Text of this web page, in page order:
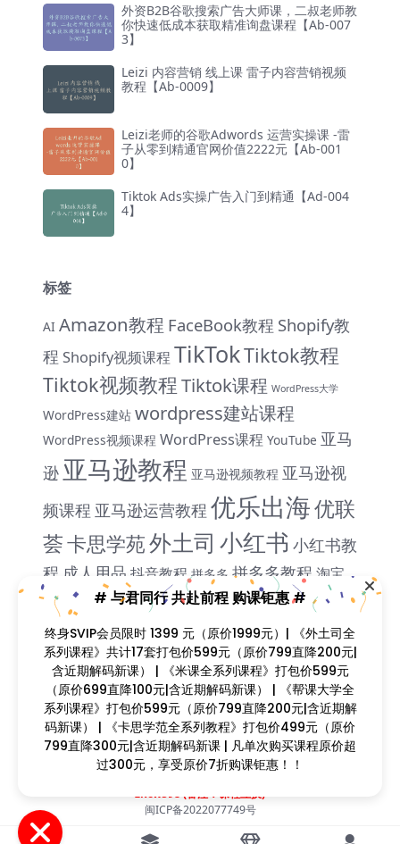
外资B2B谷歌搜索广告大师课，二叔老师教
你快速低成本获取精准询盘课程【Ab-007
3】
Leizi 内容营销 线上课 雷子内容营销视频
教程【Ab-0009】
Leizi老师的谷歌Adwords 运营实操课 -雷
子从零到精通官网价值2222元【Ab-001
0】
Tiktok Ads实操广告入门到精通【Ad-004
4】
标签
AI Amazon教程 FaceBook教程 Shopify教
程 Shopify视频课程 TikTokTiktok教程
Tiktok视频教程Tiktok课程 WordPress大学
WordPress建站 wordpress建站课程
WordPress视频课程 WordPress课程 YouTube 亚马
逊 亚马逊教程 亚马逊视频教程 亚马逊视
频课程 亚马逊运营教程 优乐出海优联
荟卡思学苑外土司 小红书 小红书教
程 成人用品 抖音教程 拼多多 拼多多教程 淘宝
教程 独立站教程 独立站课程米课 脸书教程
谷歌
ADS教程谷歌SEO教程 谷歌SEO课程
谷歌运用
教程 跨境B哥 阿里国际站雨课网雷子教程颜
Sir飞橙教育
Copyright © 2023找课程网- All rights reserved
zkcw598 (备注：课程互换)
闽ICP备2022077749号
# 与君同行 共赴前程 购课钜惠 #
终身SVIP会员限时 1399 元（原价1999元）| 《外土司全
系列课程》共计17套打包价599元（原价799直降200元|
含近期解码新课） | 《米课全系列课程》打包价599元
（原价699直降100元|含近期解码新课） | 《帮课大学全
系列课程》打包价599元（原价799直降200元|含近期解
码新课） | 《卡思学范全系列教程》打包价499元（原价
799直降300元|含近期解码新课 | 凡单次购买课程原价超
过300元，享受原价7折购课钜惠！！